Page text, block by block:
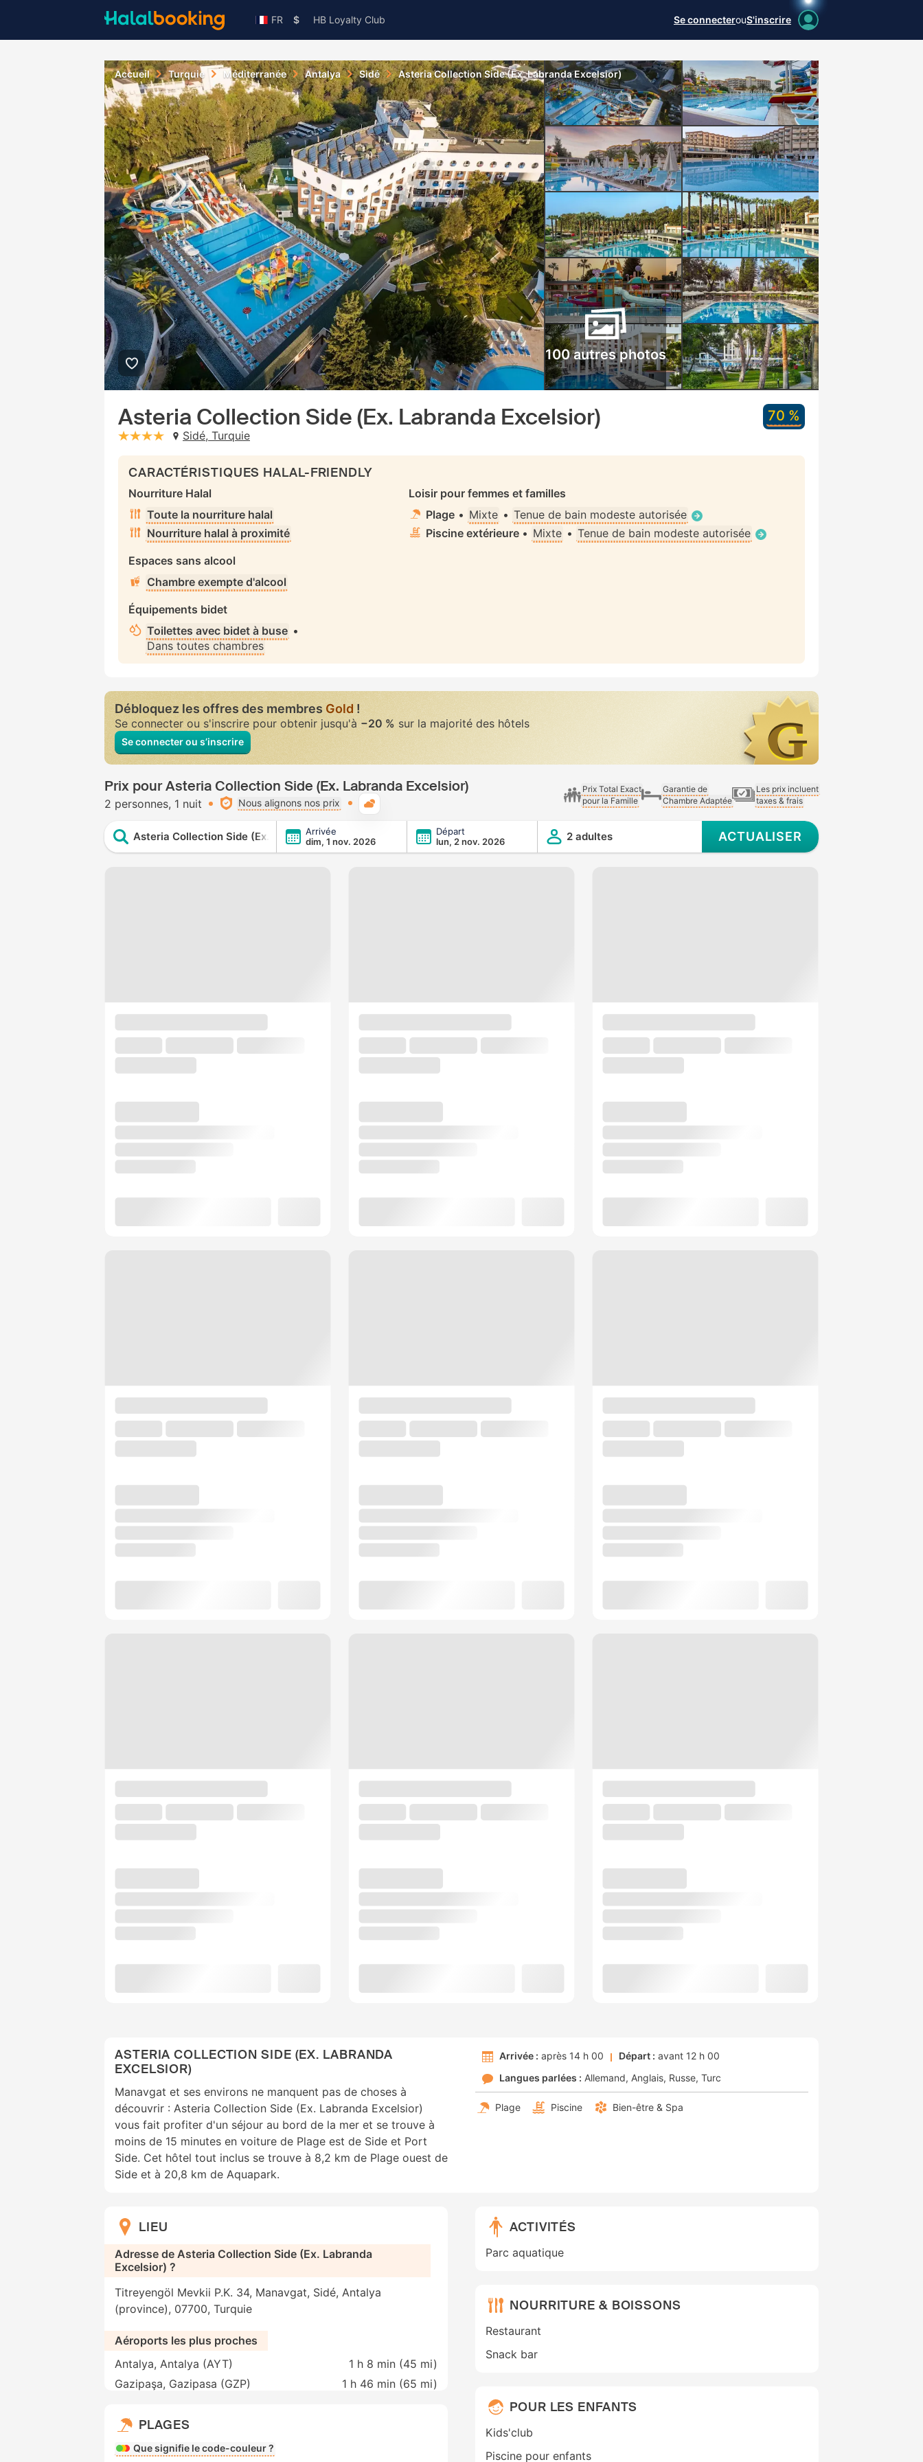
FR $ HB Loyalty Club Se connecterouS'inscrire
Accueil Turquie Méditerranée Antalya Sidé Asteria Collection Side (Ex. Labranda Excelsior)
100 autres photos
Asteria Collection Side (Ex. Labranda Excelsior)
stars: 4Sidé, Turquie
70 %
CARACTÉRISTIQUES HALAL-FRIENDLY
Nourriture Halal
Toute la nourriture halal
Nourriture halal à proximité
Espaces sans alcool
Chambre exempte d'alcool
Équipements bidet
Toilettes avec bidet à buse •
Dans toutes chambres
Loisir pour femmes et familles
Plage • Mixte • Tenue de bain modeste autorisée
Piscine extérieure • Mixte • Tenue de bain modeste autorisée
Débloquez les offres des membres Gold!
Se connecter ou s'inscrire pour obtenir jusqu'à −20 % sur la majorité des hôtels
Se connecter ou s’inscrire
Prix pour Asteria Collection Side (Ex. Labranda Excelsior)
2 personnes 1 nuit Nous alignons nos prix
Prix Total Exact
pour la Famille
Garantie de
Chambre Adaptée
Les prix incluent
taxes & frais
Asteria Collection Side (Ex. Labranda Excelsior)
Arrivée
dim, 1 nov. 2026
Départ
lun, 2 nov. 2026
2 adultes ACTUALISER
ASTERIA COLLECTION SIDE (EX. LABRANDA
EXCELSIOR)
Manavgat et ses environs ne manquent pas de choses à
découvrir : Asteria Collection Side (Ex. Labranda Excelsior)
vous fait profiter d'un séjour au bord de la mer et se trouve à
moins de 15 minutes en voiture de Plage est de Side et Port
Side. Cet hôtel tout inclus se trouve à 8,2 km de Plage ouest de
Side et à 20,8 km de Aquapark.
Arrivée : après 14 h 00 Départ : avant 12 h 00
Langues parlées : Allemand Anglais Russe Turc
Plage Piscine Bien-être & Spa
LIEU
Adresse de Asteria Collection Side (Ex. Labranda
Excelsior) ?
Titreyengöl Mevkii P.K. 34, Manavgat, Sidé, Antalya
(province), 07700, Turquie
Aéroports les plus proches
Antalya, Antalya (AYT)
1 h 8 min (45 mi)
Gazipaşa, Gazipasa (GZP)
1 h 46 min (65 mi)
PLAGES
Que signifie le code-couleur ?
ACTIVITÉS
Parc aquatique
NOURRITURE & BOISSONS
Restaurant
Snack bar
POUR LES ENFANTS
Kids'club
Piscine pour enfants